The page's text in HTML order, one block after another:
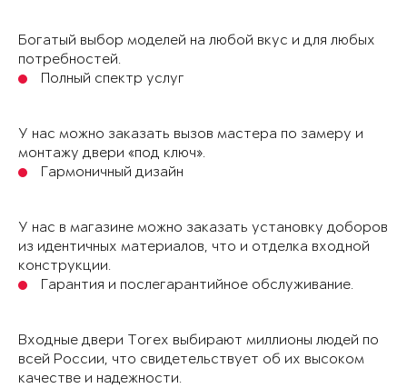
Богатый выбор моделей на любой вкус и для любых
потребностей.
Полный спектр услуг
У нас можно заказать вызов мастера по замеру и
монтажу двери «под ключ».
Гармоничный дизайн
У нас в магазине можно заказать установку доборов
из идентичных материалов, что и отделка входной
конструкции.
Гарантия и послегарантийное обслуживание.
Входные двери Torex выбирают миллионы людей по
всей России, что свидетельствует об их высоком
качестве и надежности.